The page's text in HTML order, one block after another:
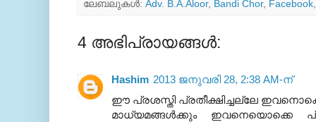
ലേബലുകള്‍: Adv. B.A.Aloor, Bandi Chor, Facebook
4 അഭിപ്രായങ്ങൾ:
Hashim 2013 ജനുവരി 28, 2:38 AM-ന്
ഈ പ്രശസ്തി പ്രതീക്ഷിച്ചല്ലേ
മാധ്യമങ്ങള്‍ക്കും ഇവനെയൊക്കെ